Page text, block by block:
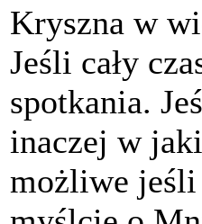
Kryszna w
Jeśli cały
spotkania.
inaczej w
możliwe jeśli